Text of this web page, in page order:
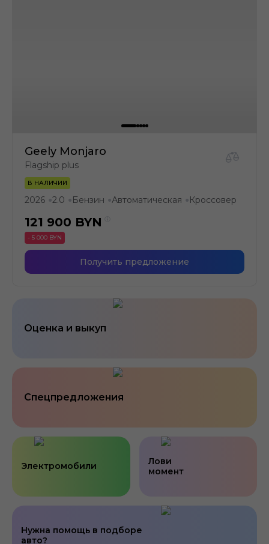
Geely Monjaro
Flagship plus
В НАЛИЧИИ
2026 ●2.0 ● Бензин ●Автоматическая ● Кроссовер
121 900 BYN
- 5 000 BYN
Получить предложение
Оценка и выкуп
Спецпредложения
Нужна помощь в подборе
авто?
Электромобили
Лови
момент